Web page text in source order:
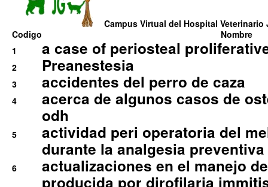
Campus Virtual del Hospital Veterinario
Codigo
Nombre
1
a case of periosteal
2 Preanestesia
3 accidentes del perro de caza
4
acerca de algunos casos de
odh
5
actividad peri operatoria del
durante la analgesia
6
actualizaciones en el manejo
producida por dirofilaria